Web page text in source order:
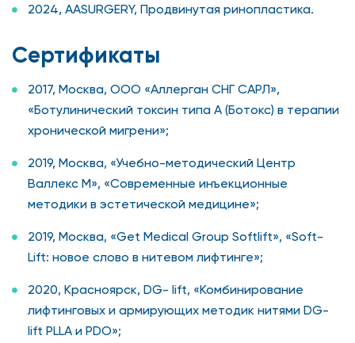
2024, AASURGERY, Продвинутая ринопластика.
Cертификаты
2017, Москва, ООО «Аллерган СНГ САРЛ»,
«Ботулинический токсин типа А (Ботокс) в терапии
хронической мигрени»;
2019, Москва, «Учебно-методический Центр
Валлекс М», «Современные инъекционные
методики в эстетической медицине»;
2019, Москва, «Get Medical Group Softlift», «Soft-
Lift: новое слово в нитевом лифтинге»;
2020, Красноярск, DG- lift, «Комбинирование
лифтинговых и армирующих методик нитями DG-
lift PLLA и PDO»;